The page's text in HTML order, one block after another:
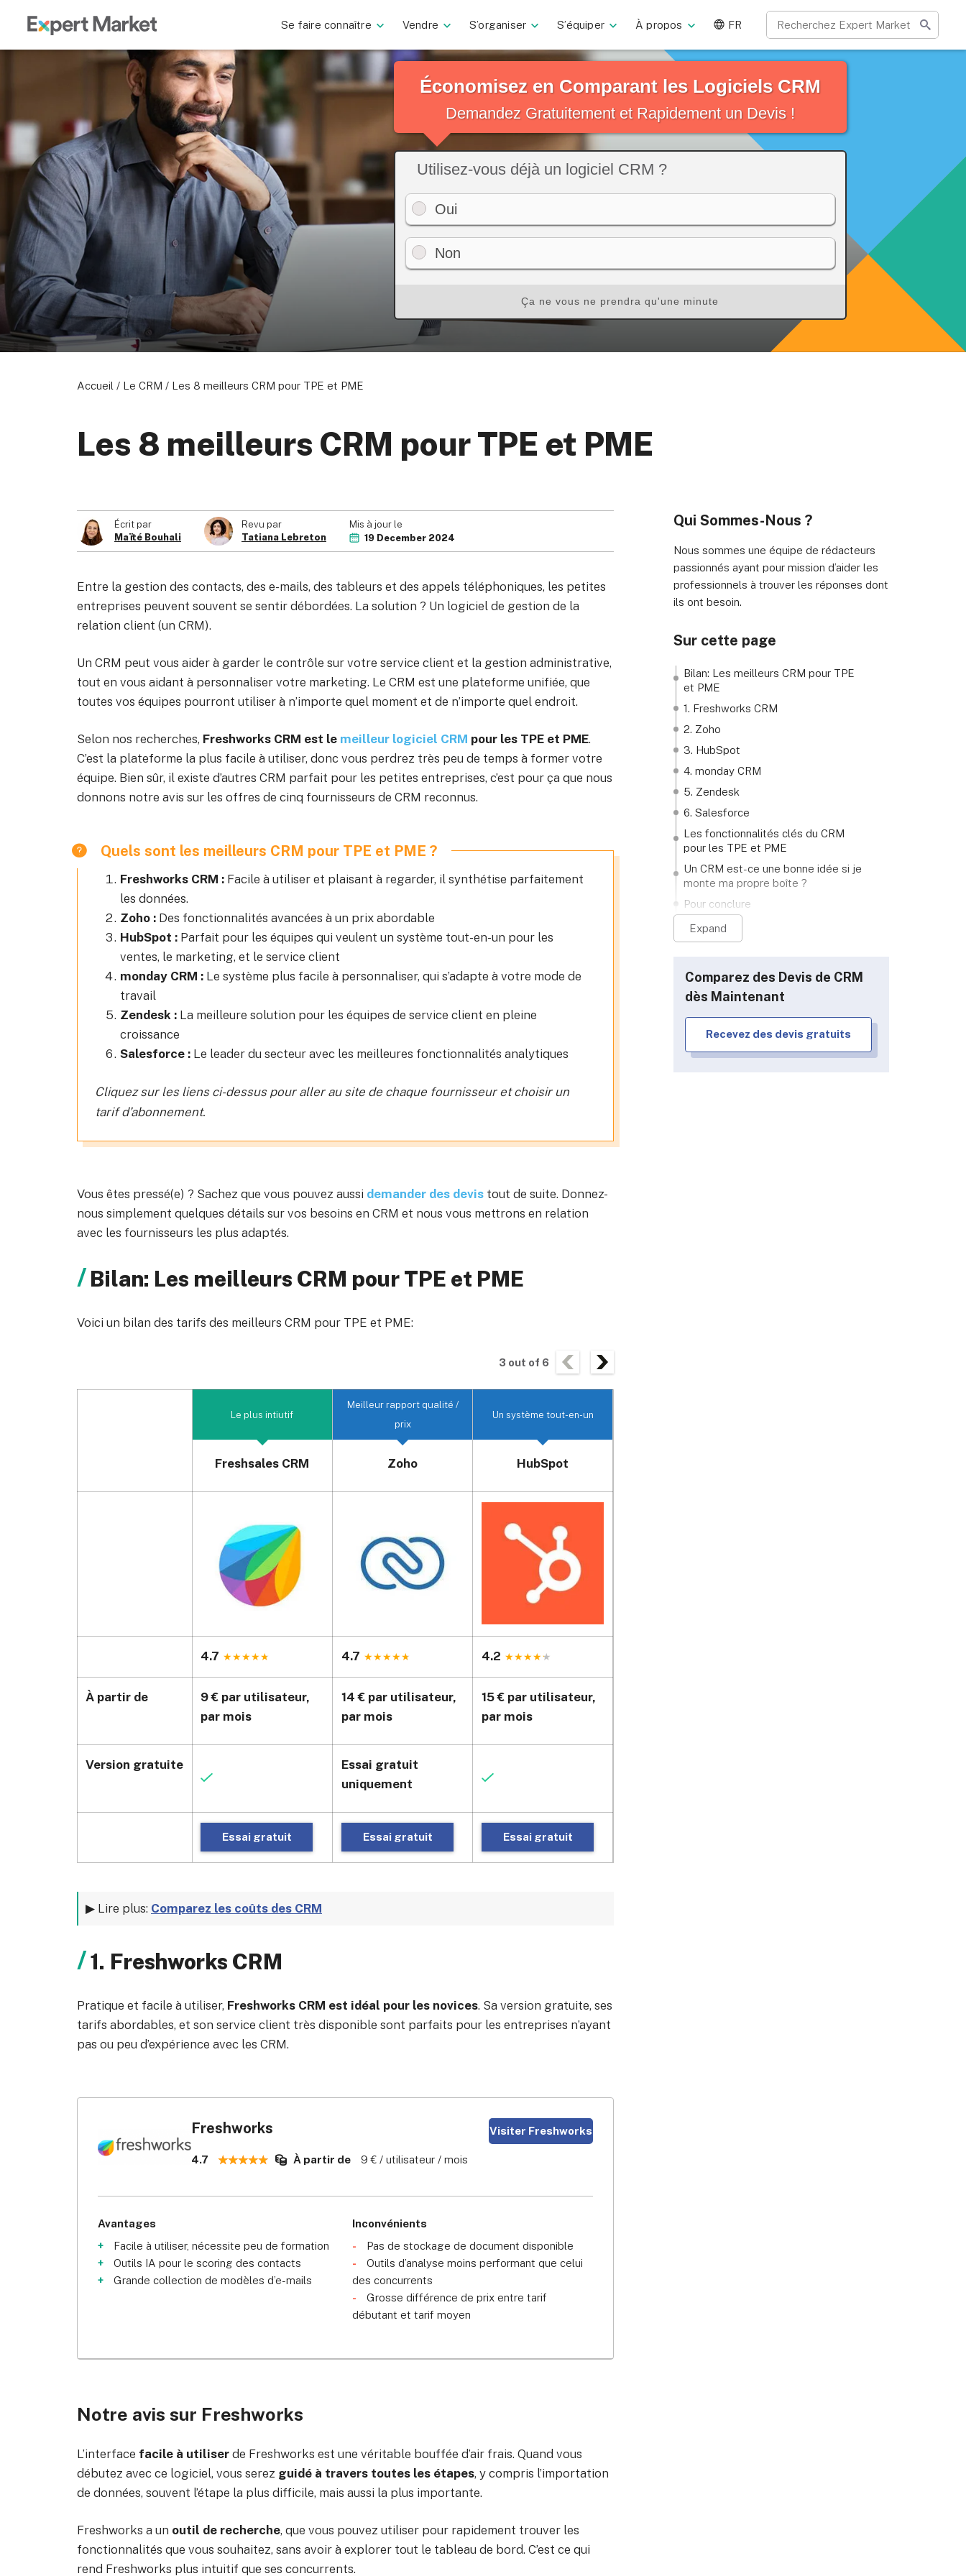
Se faire connaître Vendre S’organiser S’équiper À propos FR
Économisez en Comparant les Logiciels CRM
Demandez Gratuitement et Rapidement un Devis !
Utilisez-vous déjà un logiciel CRM ?
Oui
Non
Ça ne vous ne prendra qu'une minute
Accueil / Le CRM / Les 8 meilleurs CRM pour TPE et PME
Les 8 meilleurs CRM pour TPE et PME
Qui Sommes-Nous ?
Nous sommes une équipe de rédacteurs
passionnés ayant pour mission d’aider les
professionnels à trouver les réponses dont
ils ont besoin.
Sur cette page
Bilan: Les meilleurs CRM pour TPE
et PME
1. Freshworks CRM
2. Zoho
3. HubSpot
4. monday CRM
5. Zendesk
6. Salesforce
Les fonctionnalités clés du CRM
pour les TPE et PME
Un CRM est-ce une bonne idée si je
monte ma propre boîte ?
Pour conclure
Expand
Comparez des Devis de CRM
dès Maintenant
Recevez des devis gratuits
Écrit par
Maïté Bouhali
Revu par
Tatiana Lebreton
Mis à jour le
19 December 2024
Entre la gestion des contacts, des e-mails, des tableurs et des appels téléphoniques, les petites
entreprises peuvent souvent se sentir débordées. La solution ? Un logiciel de gestion de la
relation client (un CRM).
Un CRM peut vous aider à garder le contrôle sur votre service client et la gestion administrative,
tout en vous aidant à personnaliser votre marketing. Le CRM est une plateforme unifiée, que
toutes vos équipes pourront utiliser à n’importe quel moment et de n’importe quel endroit.
Selon nos recherches, Freshworks CRM est le meilleur logiciel CRM pour les TPE et PME.
C’est la plateforme la plus facile à utiliser, donc vous perdrez très peu de temps à former votre
équipe. Bien sûr, il existe d’autres CRM parfait pour les petites entreprises, c’est pour ça que nous
donnons notre avis sur les offres de cinq fournisseurs de CRM reconnus.
Quels sont les meilleurs CRM pour TPE et PME ?
Freshworks CRM : Facile à utiliser et plaisant à regarder, il synthétise parfaitement
les données.
Zoho : Des fonctionnalités avancées à un prix abordable
HubSpot : Parfait pour les équipes qui veulent un système tout-en-un pour les
ventes, le marketing, et le service client
monday CRM : Le système plus facile à personnaliser, qui s’adapte à votre mode de
travail
Zendesk : La meilleure solution pour les équipes de service client en pleine
croissance
Salesforce : Le leader du secteur avec les meilleures fonctionnalités analytiques
Cliquez sur les liens ci-dessus pour aller au site de chaque fournisseur et choisir un
tarif d’abonnement.
Vous êtes pressé(e) ? Sachez que vous pouvez aussi demander des devis tout de suite. Donnez-
nous simplement quelques détails sur vos besoins en CRM et nous vous mettrons en relation
avec les fournisseurs les plus adaptés.
Bilan: Les meilleurs CRM pour TPE et PME
Voici un bilan des tarifs des meilleurs CRM pour TPE et PME:
3 out of 6
À partir de
Version gratuite
Le plus intiutif
Freshsales CRM
Meilleur rapport qualité /
prix
Zoho
Un système tout-en-un
HubSpot
4.7 4.7 4.2
9 € par utilisateur,
par mois
14 € par utilisateur,
par mois
15 € par utilisateur,
par mois
Essai gratuit
uniquement
Essai gratuit Essai gratuit Essai gratuit
▶ Lire plus: Comparez les coûts des CRM
1. Freshworks CRM
Pratique et facile à utiliser, Freshworks CRM est idéal pour les novices. Sa version gratuite, ses
tarifs abordables, et son service client très disponible sont parfaits pour les entreprises n’ayant
pas ou peu d’expérience avec les CRM.
Freshworks
4.7 À partir de 9 € / utilisateur / mois
Visiter Freshworks
Avantages
Facile à utiliser, nécessite peu de formation
Outils IA pour le scoring des contacts
Grande collection de modèles d’e-mails
Inconvénients
Pas de stockage de document disponible
Outils d’analyse moins performant que celui
des concurrents
Grosse différence de prix entre tarif
débutant et tarif moyen
Notre avis sur Freshworks
L’interface facile à utiliser de Freshworks est une véritable bouffée d’air frais. Quand vous
débutez avec ce logiciel, vous serez guidé à travers toutes les étapes, y compris l’importation
de données, souvent l’étape la plus difficile, mais aussi la plus importante.
Freshworks a un outil de recherche, que vous pouvez utiliser pour rapidement trouver les
fonctionnalités que vous souhaitez, sans avoir à explorer tout le tableau de bord. C’est ce qui
rend Freshworks plus intuitif que ses concurrents.